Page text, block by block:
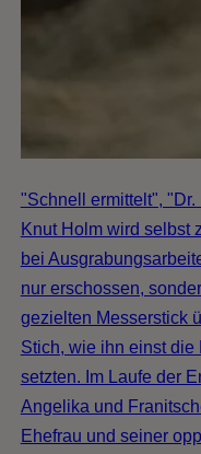
"Schnell ermittelt",
Knut Holm wird selbst
bei
nur erschossen,
gezielten Messerstick
Stich, wie ihn einst
setzten. Im Laufe der
Angelika und
Ehefrau und seiner